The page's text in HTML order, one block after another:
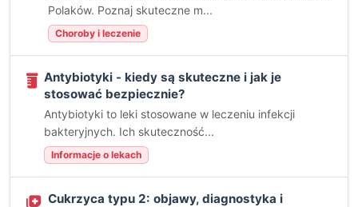
Polaków. Poznaj skuteczne m...
Choroby i leczenie
Antybiotyki - kiedy są skuteczne i jak je
stosować bezpiecznie?
Antybiotyki to leki stosowane w leczeniu infekcji
bakteryjnych. Ich skuteczność...
Informacje o lekach
Cukrzyca typu 2: objawy, diagnostyka i